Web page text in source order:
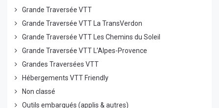
Grande Traversée VTT
Grande Traversée VTT La TransVerdon
Grande Traversée VTT Les Chemins du Soleil
Grande Traversée VTT L’Alpes-Provence
Grandes Traversées VTT
Hébergements VTT Friendly
Non classé
Outils embarqués (applis & autres)